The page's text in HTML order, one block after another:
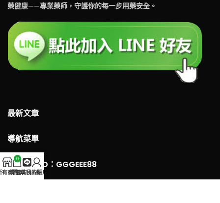
藥健康——專業藥師，守護你的每一步用藥安全。
最新文章
導航菜單
LINE 客服ID：GGGEEE88
有商品
0
購物車官方Line
我的賬戶